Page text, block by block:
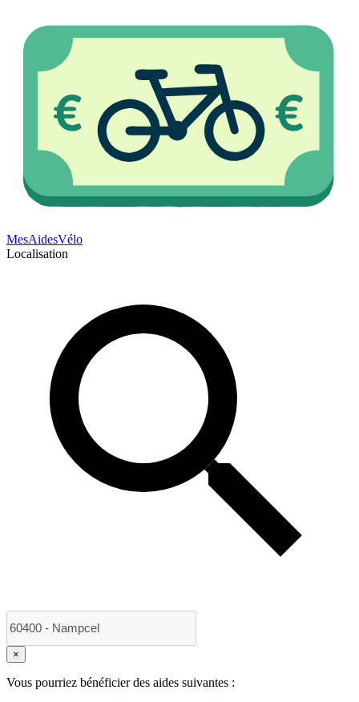
MesAidesVélo
Localisation
×
Vous pourriez bénéficier des aides suivantes :